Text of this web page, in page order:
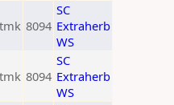
8094
SC
Extraherb
WS
8094
SC
Extraherb
WS